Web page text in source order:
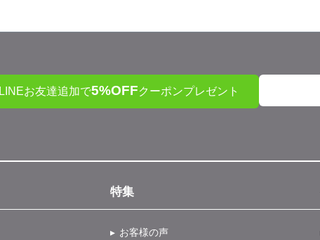
LINEお友達追加で5%OFFクーポンプレゼント
特集
お客様の声